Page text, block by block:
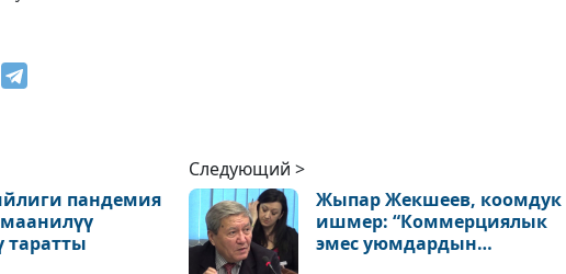
пандемия
маанилүү
таратты
Следующий >
Жыпар Жекшеев, коомдук
ишмер: “Коммерциялык
эмес уюмдардын